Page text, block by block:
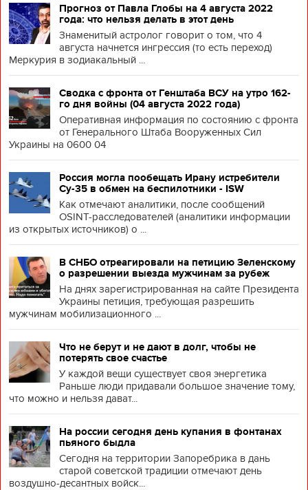
Прогноз от Павла Глобы на 4 августа 2022
года: что нельзя делать в этот день
Знаменитый астролог говорит о том, что 4
августа начнется ингрессия (то есть переход)
Меркурия в зодиакальный ...
Сводка с фронта от Генштаба ВСУ на утро 162-
го дня войны (04 августа 2022 года)
Оперативная информация по состоянию с фронта
от Генерального Штаба Вооруженных Сил
Украины на 0600 04
Россия могла пообещать Ирану истребители
Су-35 в обмен на беспилотники - ISW
Как отмечают аналитики, после сообщений
OSINT-расследователей (аналитики информации
из открытых источников) о ...
В СНБО отреагировали на петицию Зеленскому
о разрешении выезда мужчинам за рубеж
На днях зарегистрированная на сайте Президента
Украины петиция, требующая разрешить
мужчинам мобилизационного ...
Что не берут и не дают в долг, чтобы не
потерять свое счастье
У каждой вещи существует своя энергетика
Раньше люди придавали большое значение тому,
что можно и нельзя дават...
На россии сегодня день купания в фонтанах
пьяного быдла
Сегодня на территории Запоребрика в дань
старой советской традиции отмечают день
воздушно-десантных войск...